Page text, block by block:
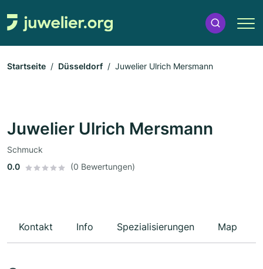
Startseite Düsseldorf Juwelier Ulrich Mersmann
Juwelier Ulrich Mersmann
Schmuck
0.0
(0 Bewertungen)
Kontakt Info Spezialisierungen Map